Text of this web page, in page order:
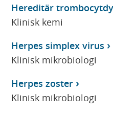
Hereditär
Klinisk kemi
Herpes simplex virus
Klinisk mikrobiologi
Herpes zoster
Klinisk mikrobiologi